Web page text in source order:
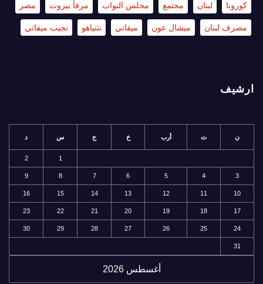
كورونا لبنان مجتمع مجلس النواب مرفأ بيروت مصر
مصرف لبنان ميشال عون ميقاتي نتنياهو نجيب ميقاتي
ارشيف
أغسطس 2026
ن ث أرب خ ج س د
1
2
3
4
5
6
7
8
9
10
11
12
13
14
15
16
17
18
19
20
21
22
23
24
25
26
27
28
29
30
31